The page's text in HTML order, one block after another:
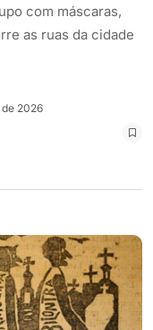
com máscaras,
as ruas da cidade
2026